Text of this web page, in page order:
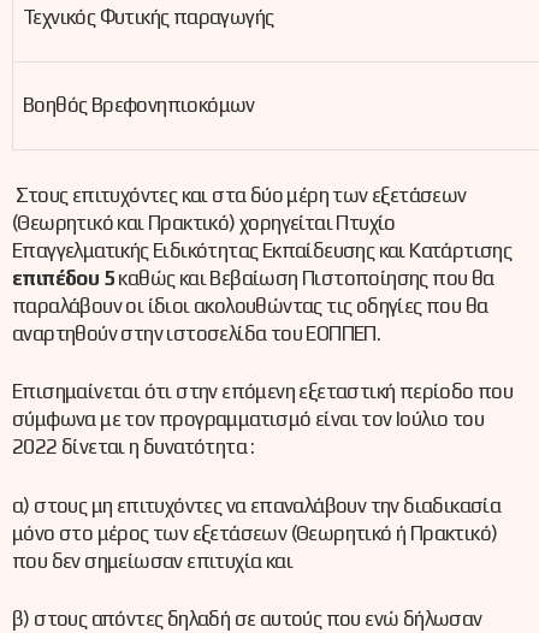
Τεχνικός Φυτικής παραγωγής
Βοηθός Βρεφονηπιοκόμων
Στους επιτυχόντες και στα δύο μέρη των εξετάσεων
(Θεωρητικό και Πρακτικό) χορηγείται Πτυχίο
Επαγγελματικής Ειδικότητας Εκπαίδευσης και Κατάρτισης
επιπέδου 5 καθώς και Βεβαίωση Πιστοποίησης που θα
παραλάβουν οι ίδιοι ακολουθώντας τις οδηγίες που θα
αναρτηθούν στην ιστοσελίδα του ΕΟΠΠΕΠ.
Επισημαίνεται ότι στην επόμενη εξεταστική περίοδο που
σύμφωνα με τον προγραμματισμό είναι τον Ιούλιο του
2022 δίνεται η δυνατότητα :
α) στους μη επιτυχόντες να επαναλάβουν την διαδικασία
μόνο στο μέρος των εξετάσεων (Θεωρητικό ή Πρακτικό)
που δεν σημείωσαν επιτυχία και
β) στους απόντες δηλαδή σε αυτούς που ενώ δήλωσαν